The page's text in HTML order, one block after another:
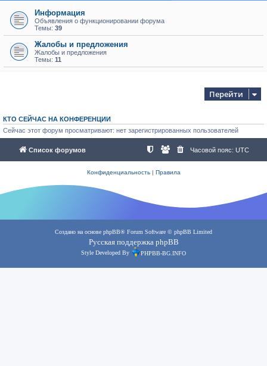
Информация
Объявления о функционировании форума
Темы: 39
Жалобы и предложения
Жалобы и предложения
Темы: 11
Перейти
КТО СЕЙЧАС НА КОНФЕРЕНЦИИ
Сейчас этот форум просматривают: нет зарегистрированных пользователей
Список форумов Часовой пояс: UTC
Конфиденциальность| Правила
Создано на основе phpBB® Forum Software © phpBB Limited
Русская поддержка phpBB
Style Developed By PHPBB-BG.INFO